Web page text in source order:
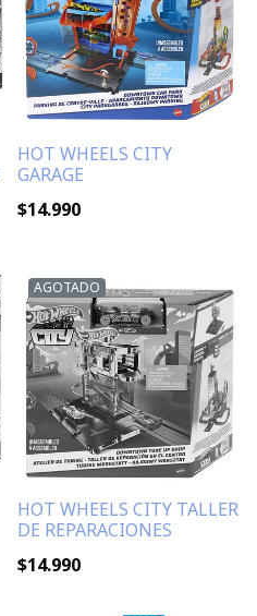
HOT WHEELS CITY
GARAGE
$14.990
AGOTADO
HOT WHEELS CITY TALLER
DE REPARACIONES
$14.990